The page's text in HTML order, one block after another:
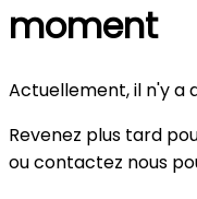
moment
Actuellement, il n'y a
Revenez plus tard
ou contactez nous